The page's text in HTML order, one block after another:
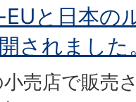
と日本の
されました
小売店で販売